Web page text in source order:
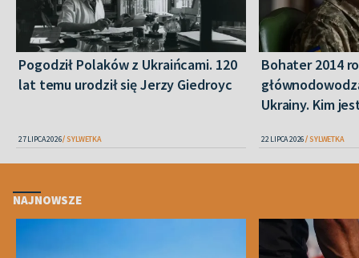
Pogodził Polaków z Ukraińcami. 120
lat temu urodził się Jerzy Giedroyc
27 LIPCA 2026 SYLWETKA
Bohater 2014
Ukrainy. Kim
22 LIPCA 2026 SYLWETKA
NAJNOWSZE